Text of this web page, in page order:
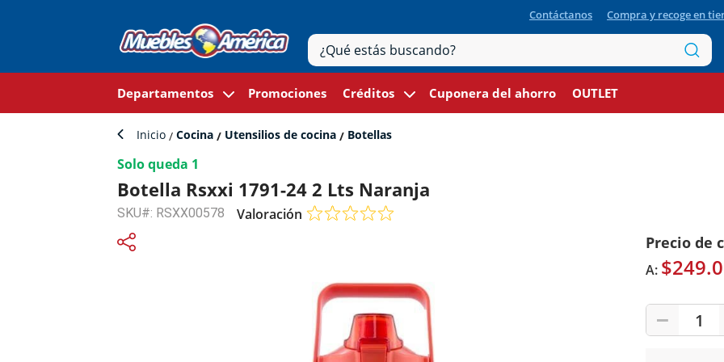
Contáctanos Compra y recoge en
Departamentos Promociones Créditos Cuponera del ahorro OUTLET
Inicio Cocina Utensilios de cocina Botellas
Solo queda 1
Botella Rsxxi 1791-24 2 Lts Naranja
SKU#: RSXX00578 Valoración
Precio de
A:
1